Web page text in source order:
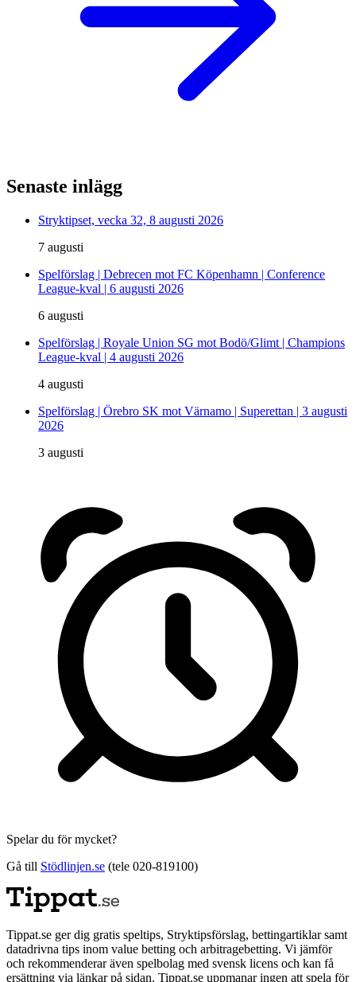
Senaste inlägg
Stryktipset, vecka 32, 8 augusti 2026
7 augusti
Spelförslag | Debrecen mot FC Köpenhamn | Conference
League-kval | 6 augusti 2026
6 augusti
Spelförslag | Royale Union SG mot Bodö/Glimt | Champions
League-kval | 4 augusti 2026
4 augusti
Spelförslag | Örebro SK mot Värnamo | Superettan | 3 augusti
2026
3 augusti
Spelar du för mycket?
Gå till Stödlinjen.se (tele 020-819100)
Tippat.se ger dig gratis speltips, Stryktipsförslag, bettingartiklar samt
datadrivna tips inom value betting och arbitragebetting. Vi jämför
och rekommenderar även spelbolag med svensk licens och kan få
ersättning via länkar på sidan. Tippat.se uppmanar ingen att spela för